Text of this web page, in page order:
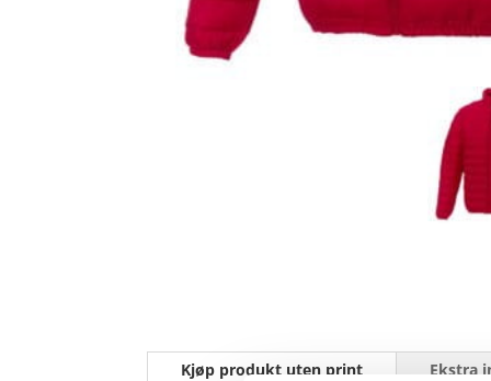
Kjøp produkt uten print
Ekstra